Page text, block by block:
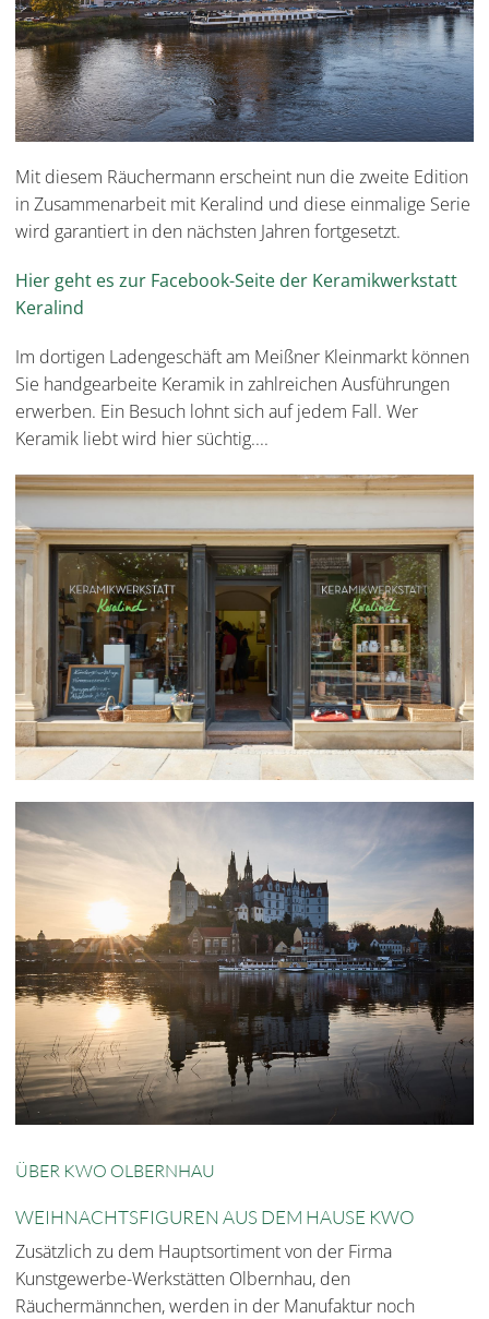
Mit diesem Räuchermann erscheint nun die zweite Edition
in Zusammenarbeit mit Keralind und diese einmalige Serie
wird garantiert in den nächsten Jahren fortgesetzt.
Hier geht es zur Facebook-Seite der Keramikwerkstatt
Keralind
Im dortigen Ladengeschäft am Meißner Kleinmarkt können
Sie handgearbeite Keramik in zahlreichen Ausführungen
erwerben. Ein Besuch lohnt sich auf jedem Fall. Wer
Keramik liebt wird hier süchtig....
ÜBER KWO OLBERNHAU
WEIHNACHTSFIGUREN AUS DEM HAUSE KWO
Zusätzlich zu dem Hauptsortiment von der Firma
Kunstgewerbe-Werkstätten Olbernhau, den
Räuchermännchen, werden in der Manufaktur noch